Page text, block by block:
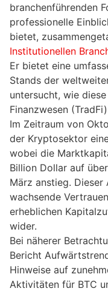
branchenführenden
professionelle
bietet,
Institutionellen
Er bietet eine
Stands der
untersucht, wie
Finanzwesen
Im Zeitraum von
der Kryptosektor
wobei die
Billion Dollar auf
März anstieg.
wachsende
erheblichen
wider.
Bei näherer
Bericht
Hinweise auf
Aktivitäten für BTC